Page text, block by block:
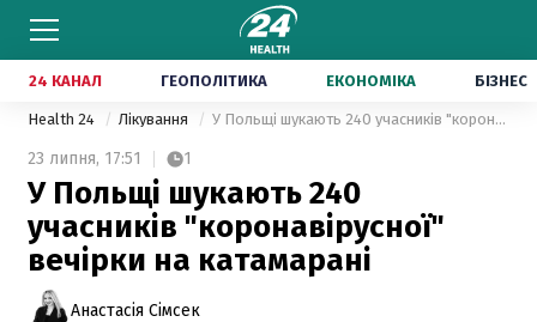
24 КАНАЛ ГЕОПОЛІТИКА ЕКОНОМІКА БІЗНЕС
Health 24 Лікування У Польщі шукають 240 учасників "коронавірусної" вечірки на катамарані
23 липня, 17:51 1
У Польщі шукають 240
учасників "коронавірусної"
вечірки на катамарані
Анастасія Сімсек